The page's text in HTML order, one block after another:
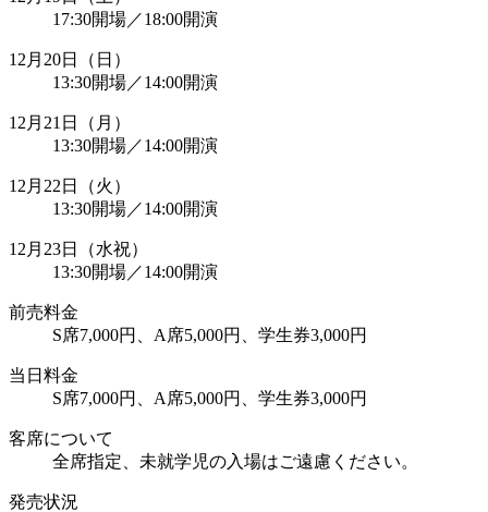
17:30開場／18:00開演
12月20日（日）
13:30開場／14:00開演
12月21日（月）
13:30開場／14:00開演
12月22日（火）
13:30開場／14:00開演
12月23日（水祝）
13:30開場／14:00開演
前売料金
S席7,000円、A席5,000円、学生券3,000円
当日料金
S席7,000円、A席5,000円、学生券3,000円
客席について
全席指定、未就学児の入場はご遠慮ください。
発売状況